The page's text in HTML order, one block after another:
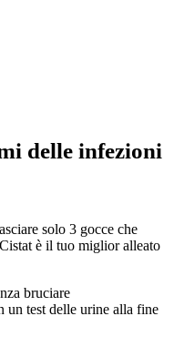
delle infezioni
solo 3 gocce che
è il tuo miglior alleato
bruciare
test delle urine alla fine